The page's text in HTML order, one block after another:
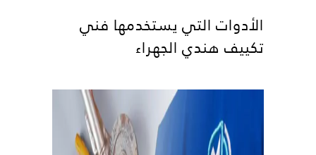
الأدوات التي يستخدمها فني
تكييف هندي الجهراء